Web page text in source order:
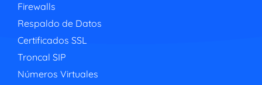
Firewalls
Respaldo de Datos
Certificados SSL
Troncal SIP
Números Virtuales